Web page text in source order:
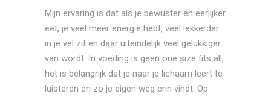
Mijn ervaring is dat als je bewuster en eerlijker
eet, je veel meer energie hebt, veel lekkerder
in je vel zit en daar uiteindelijk veel gelukkiger
van wordt. In voeding is geen one size fits all,
het is belangrijk dat je naar je lichaam leert te
luisteren en zo je eigen weg erin vindt. Op